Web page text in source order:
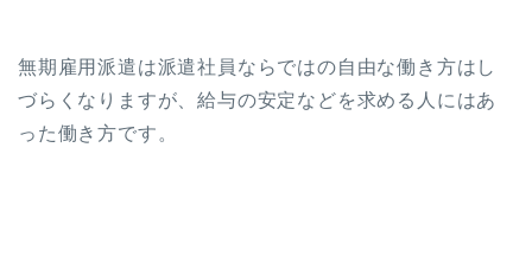
無期雇用派遣は派遣社員ならではの自由な働き方はし
づらくなりますが、給与の安定などを求める人にはあ
った働き方です。